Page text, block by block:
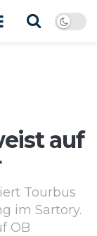
auf
Tourbus
im Sartory.
OB